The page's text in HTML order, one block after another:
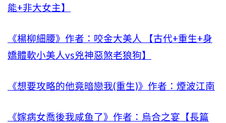
能+非大女主】
《楊柳細腰》作者：咬金大美人 【古代+重生+身
嬌體軟小美人vs兇神惡煞老狼狗】
《想要攻略的他竟暗戀我(重生)》作者：煙波江南
《嫁病女喬後我咸鱼了》作者：烏合之宴【長篇